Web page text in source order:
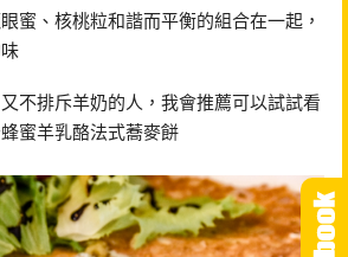
蜜、核桃粒和諧而平衡的組合在一起，
不排斥羊奶的人，我會推薦可以試試看
蜜羊乳酪法式蕎麥餅